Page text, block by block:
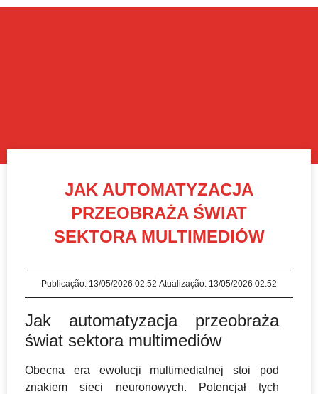
JAK AUTOMATYZACJA
PRZEOBRAŻA ŚWIAT
SEKTORA MULTIMEDIÓW
Publicação: 13/05/2026 02:52 Atualização: 13/05/2026 02:52
Jak automatyzacja przeobraża
świat sektora multimediów
Obecna era ewolucji multimedialnej stoi pod
znakiem sieci neuronowych. Potencjał tych